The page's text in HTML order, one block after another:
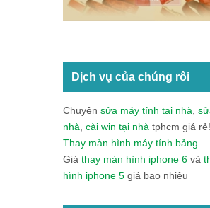
Dịch vụ của chúng rôi
Chuyên sửa máy tính tại nhà
nhà cài win tại nhà tphcm giá rẻ!
Thay màn hình máy tính bảng
Giá thay màn hình iphone 6 và
hình iphone 5 giá bao nhiêu